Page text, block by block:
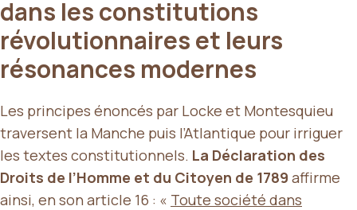
dans les constitutions
révolutionnaires et leurs
résonances modernes
Les principes énoncés par Locke et Montesquieu
traversent la Manche puis l’Atlantique pour irriguer
les textes constitutionnels. La Déclaration des
Droits de l’Homme et du Citoyen de 1789 affirme
ainsi, en son article 16 : « Toute société dans